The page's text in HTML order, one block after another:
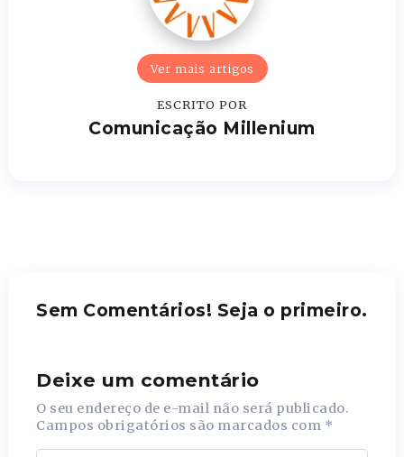
Ver mais artigos
ESCRITO POR
Comunicação Millenium
Sem Comentários! Seja o primeiro.
Deixe um comentário
O seu endereço de e-mail não será publicado.
Campos obrigatórios são marcados com *